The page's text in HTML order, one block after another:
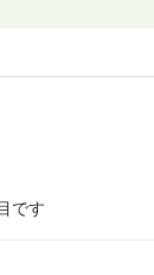
です